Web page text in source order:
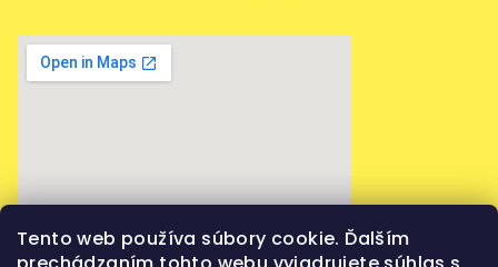
Tento web používa súbory cookie. Ďalším